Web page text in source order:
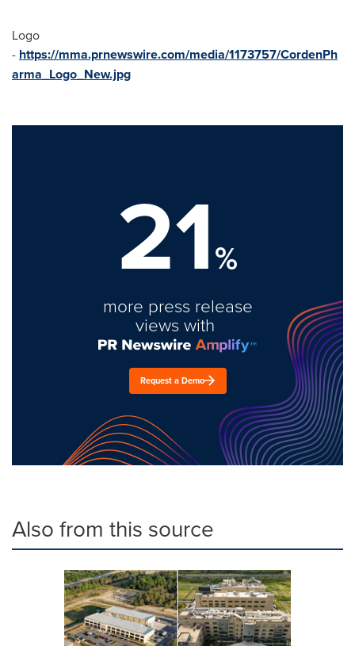
Logo
- https://mma.prnewswire.com/media/1173757/CordenPh
arma_Logo_New.jpg
21%
more press release
views with
Request a Demo
Also from this source